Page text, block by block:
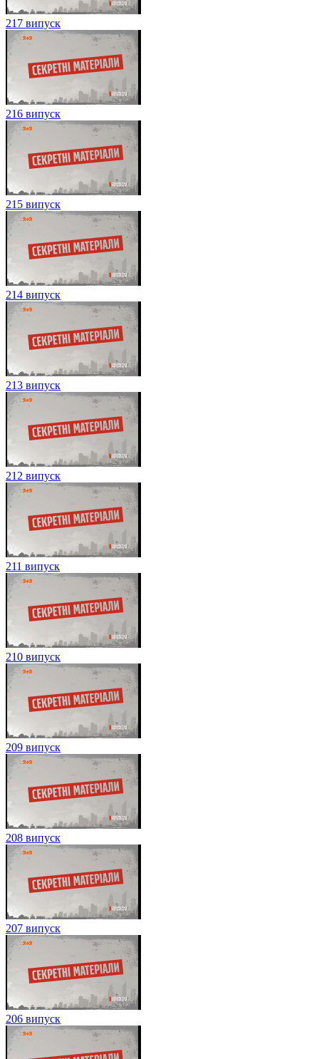
217 випуск
216 випуск
215 випуск
214 випуск
213 випуск
212 випуск
211 випуск
210 випуск
209 випуск
208 випуск
207 випуск
206 випуск